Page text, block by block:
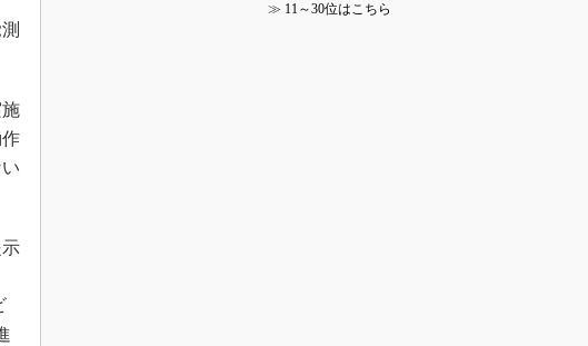
≫ 11～30位はこちら